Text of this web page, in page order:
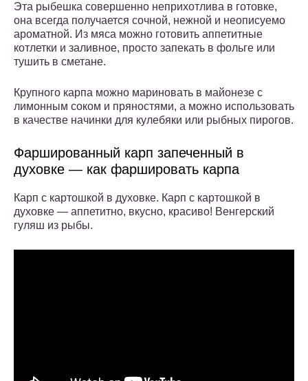
Эта рыбешка совершенно неприхотлива в готовке,
она всегда получается сочной, нежной и неописуемо
ароматной. Из мяса можно готовить аппетитные
котлетки и заливное, просто запекать в фольге или
тушить в сметане.
Крупного карпа можно мариновать в майонезе с
лимонным соком и пряностями, а можно использовать
в качестве начинки для кулебяки или рыбных пирогов.
Фаршированный карп запеченный в
духовке — как фаршировать карпа
Карп с картошкой в духовке. Карп с картошкой в
духовке — аппетитно, вкусно, красиво! Венгерский
гуляш из рыбы.